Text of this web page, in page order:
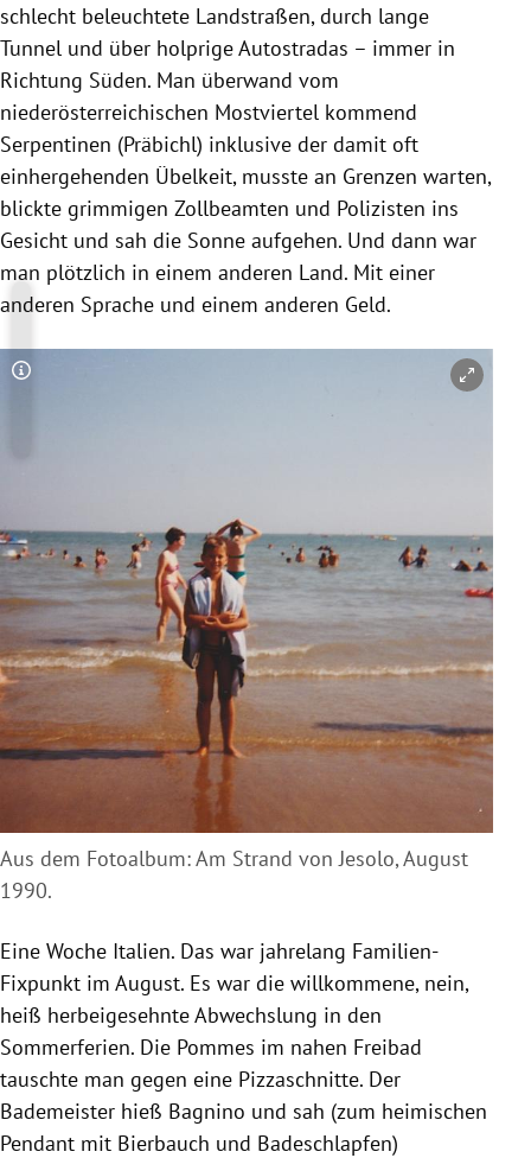
schlecht beleuchtete Landstraßen, durch lange
Tunnel und über holprige Autostradas – immer in
Richtung Süden. Man überwand vom
niederösterreichischen Mostviertel kommend
Serpentinen (Präbichl) inklusive der damit oft
einhergehenden Übelkeit, musste an Grenzen warten,
blickte grimmigen Zollbeamten und Polizisten ins
Gesicht und sah die Sonne aufgehen. Und dann war
man plötzlich in einem anderen Land. Mit einer
anderen Sprache und einem anderen Geld.
Copyright-Hinweis öffnen/schließen
Aus dem Fotoalbum: Am Strand von Jesolo, August
1990.
Eine Woche Italien. Das war jahrelang Familien-
Fixpunkt im August. Es war die willkommene, nein,
heiß herbeigesehnte Abwechslung in den
Sommerferien. Die Pommes im nahen Freibad
tauschte man gegen eine Pizzaschnitte. Der
Bademeister hieß Bagnino und sah (zum heimischen
Pendant mit Bierbauch und Badeschlapfen)